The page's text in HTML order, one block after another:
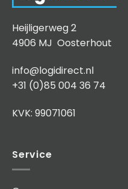
Heijligerweg 2
4906 MJ Oosterhout
info@logidirect.nl
+31 (0)85 004 36 74
KVK: 99071061
Service